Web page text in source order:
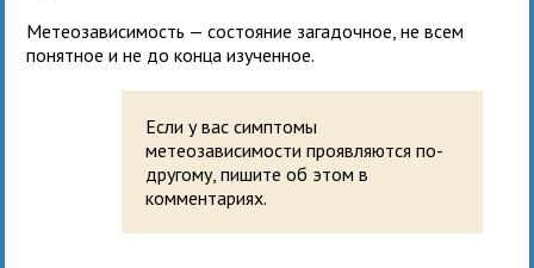
Метеозависимость — состояние загадочное, не всем
понятное и не до конца изученное.
Если у вас симптомы
метеозависимости проявляются по-
другому, пишите об этом в
комментариях.